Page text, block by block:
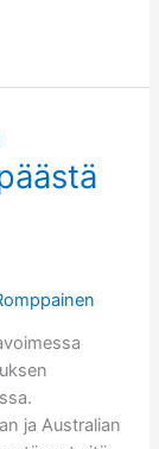
ja Australian